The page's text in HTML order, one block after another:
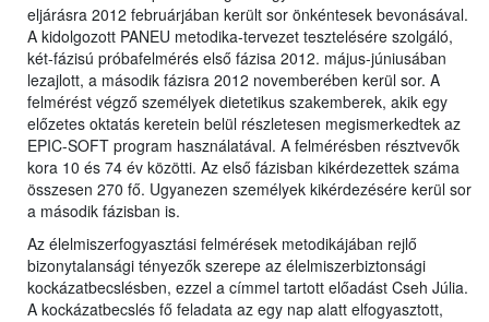
eljárásra 2012 februárjában került sor önkéntesek bevonásával.
A kidolgozott PANEU metodika-tervezet tesztelésére szolgáló,
két-fázisú próbafelmérés első fázisa 2012. május-júniusában
lezajlott, a második fázisra 2012 novemberében kerül sor. A
felmérést végző személyek dietetikus szakemberek, akik egy
előzetes oktatás keretein belül részletesen megismerkedtek az
EPIC-SOFT program használatával. A felmérésben résztvevők
kora 10 és 74 év közötti. Az első fázisban kikérdezettek száma
összesen 270 fő. Ugyanezen személyek kikérdezésére kerül sor
a második fázisban is.
Az élelmiszerfogyasztási felmérések metodikájában rejlő
bizonytalansági tényezők szerepe az élelmiszerbiztonsági
kockázatbecslésben, ezzel a címmel tartott előadást Cseh Júlia.
A kockázatbecslés fő feladata az egy nap alatt elfogyasztott,